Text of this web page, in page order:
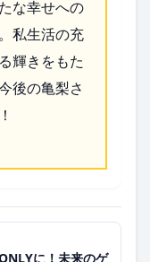
な幸せへの
私生活の充
輝きをもた
後の亀梨さ
に！未来のゲ